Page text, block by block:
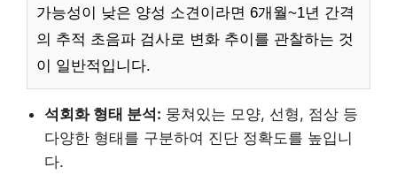
가능성이 낮은 양성 소견이라면 6개월~1년 간격
의 추적 초음파 검사로 변화 추이를 관찰하는 것
이 일반적입니다.
석회화 형태 분석: 뭉쳐있는 모양, 선형, 점상 등
다양한 형태를 구분하여 진단 정확도를 높입니
다.